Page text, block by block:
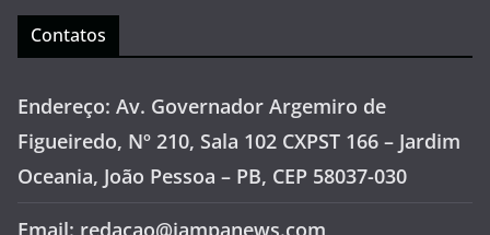
Contatos
Endereço: Av. Governador Argemiro de
Figueiredo, Nº 210, Sala 102 CXPST 166 – Jardim
Oceania, João Pessoa – PB, CEP 58037-030
Email: redacao@jampanews.com